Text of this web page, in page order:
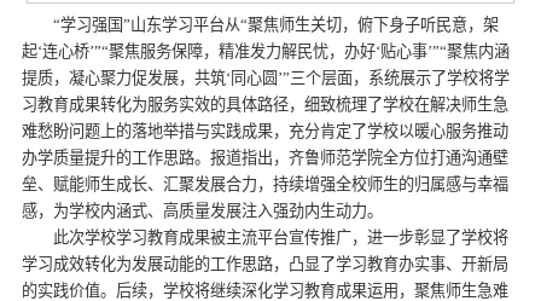
“学习强国”山东学习平台从“聚焦师生关切，俯下身子听民意，架
起‘连心桥’”“聚焦服务保障，精准发力解民忧，办好‘贴心事’”“聚焦内涵
提质，凝心聚力促发展，共筑‘同心圆’”三个层面，系统展示了学校将学
习教育成果转化为服务实效的具体路径，细致梳理了学校在解决师生急
难愁盼问题上的落地举措与实践成果，充分肯定了学校以暖心服务推动
办学质量提升的工作思路。报道指出，齐鲁师范学院全方位打通沟通壁
垒、赋能师生成长、汇聚发展合力，持续增强全校师生的归属感与幸福
感，为学校内涵式、高质量发展注入强劲内生动力。
此次学校学习教育成果被主流平台宣传推广，进一步彰显了学校将
学习成效转化为发展动能的工作思路，凸显了学习教育办实事、开新局
的实践价值。后续，学校将继续深化学习教育成果运用，聚焦师生急难